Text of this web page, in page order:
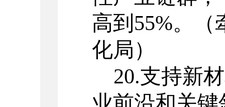
高到 55%。
化局）
20.支持新